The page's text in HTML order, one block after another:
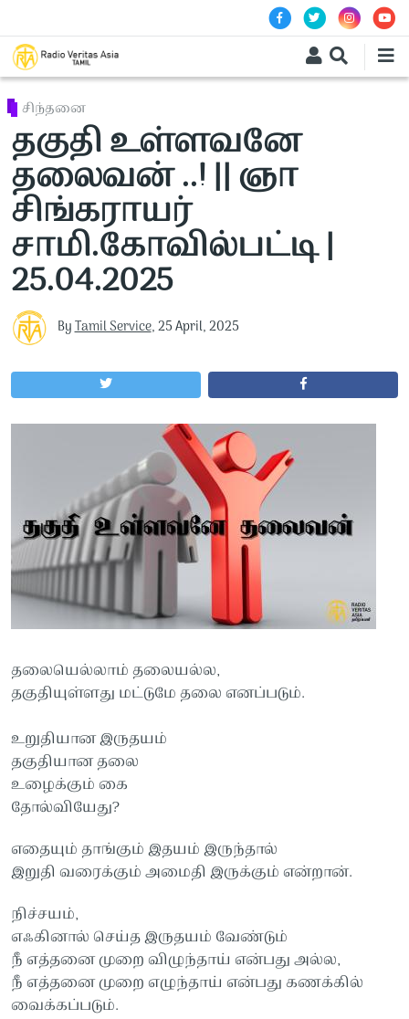
சிந்தனை
தகுதி உள்ளவனே
தலைவன் ..! || ஞா
சிங்கராயர்
சாமி.கோவில்பட்டி |
25.04.2025
ByTamil Service,25 April, 2025
தலையெல்லாம் தலையல்ல,
தகுதியுள்ளது மட்டுமே தலை எனப்படும்.
உறுதியான இருதயம்
தகுதியான தலை
உழைக்கும் கை
தோல்வியேது‍?
எதையும் தாங்கும் இதயம் இருந்தால்
இறுதி வரைக்கும் அமைதி இருக்கும் என்றான்.
நிச்சயம்,
எஃகினால் செய்த இருதய‌ம் வேண்டும்
நீ எத்தனை முறை விழுந்தாய் என்பது அல்ல,
நீ எத்தனை முறை எழுந்தாய் என்பது கணக்கில்
வைக்கப்படும்.